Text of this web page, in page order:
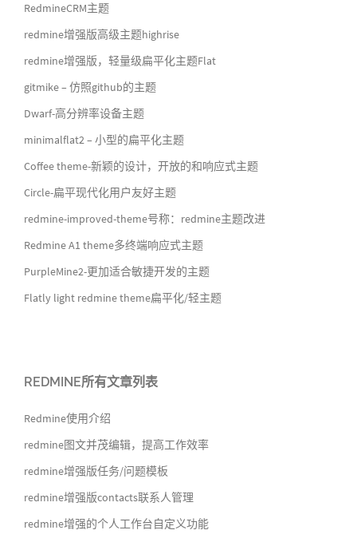
RedmineCRM主题
redmine增强版高级主题highrise
redmine增强版，轻量级扁平化主题Flat
gitmike – 仿照github的主题
Dwarf-高分辨率设备主题
minimalflat2 – 小型的扁平化主题
Coffee theme-新颖的设计，开放的和响应式主题
Circle-扁平现代化用户友好主题
redmine-improved-theme号称：redmine主题改进
Redmine A1 theme多终端响应式主题
PurpleMine2-更加适合敏捷开发的主题
Flatly light redmine theme扁平化/轻主题
REDMINE所有文章列表
Redmine使用介绍
redmine图文并茂编辑，提高工作效率
redmine增强版任务/问题模板
redmine增强版contacts联系人管理
redmine增强的个人工作台自定义功能